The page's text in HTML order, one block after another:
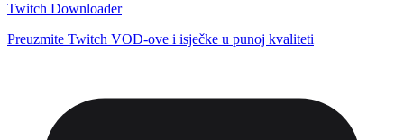
Twitch Downloader
Preuzmite Twitch VOD-ove i isječke u punoj kvaliteti